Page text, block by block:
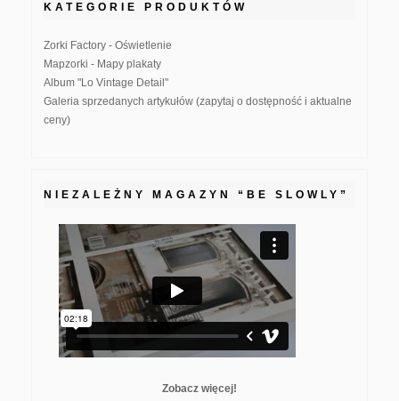
KATEGORIE PRODUKTÓW
Zorki Factory - Oświetlenie
Mapzorki - Mapy plakaty
Album "Lo Vintage Detail"
Galeria sprzedanych artykułów (zapytaj o dostępność i aktualne
ceny)
NIEZALEŻNY MAGAZYN “BE SLOWLY”
Zobacz więcej!